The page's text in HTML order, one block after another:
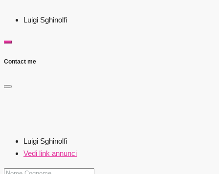
Luigi Sghinolfi
Contact me
Luigi Sghinolfi
Vedi link annunci